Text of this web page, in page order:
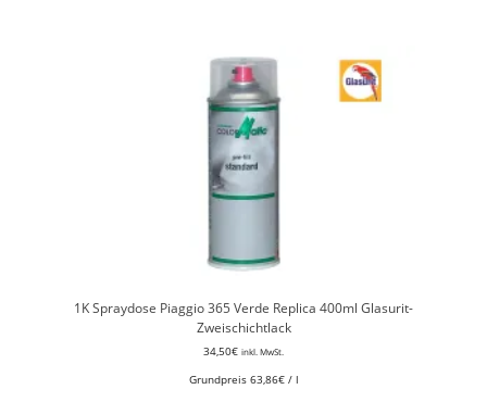
1K Spraydose Piaggio 365 Verde Replica 400ml Glasurit-
Zweischichtlack
34,50€ inkl. MwSt.
Grundpreis 63,86€/ l